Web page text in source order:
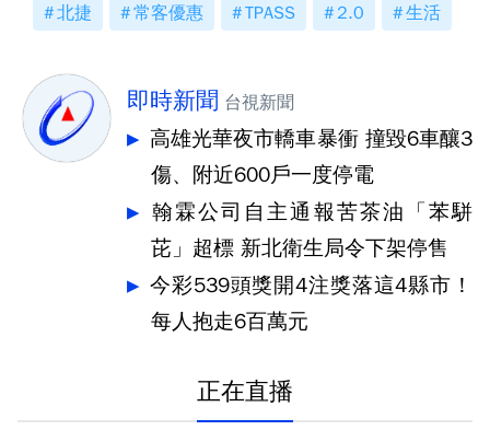
北捷 常客優惠 TPASS 2.0 生活
即時新聞 台視新聞
高雄光華夜市轎車暴衝 撞毀6車釀3
傷、附近600戶一度停電
翰霖公司自主通報苦茶油「苯駢
芘」超標 新北衛生局令下架停售
今彩539頭獎開4注獎落這4縣市！
每人抱走6百萬元
正在直播